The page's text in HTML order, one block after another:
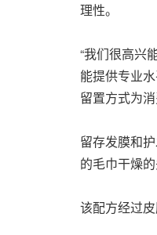
理性。
“我们很高兴
能提供专业
留置方式为
留存发膜和
的毛巾干燥
该配方经过